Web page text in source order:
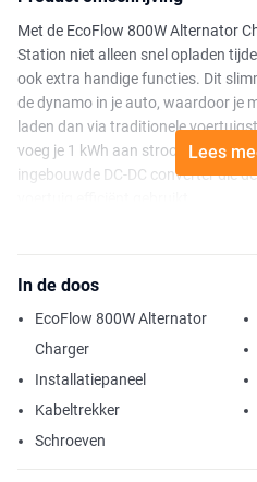
Met de EcoFlow 800W Alternator
Station niet alleen snel opladen
ook extra handige functies. Dit
de dynamo in je auto, waardoor je
laden dan via traditionele
voeg je 1 kWh aan stroom toe aan
ingebouwde DC-DC converter die
je auto om je Power Station bij te
modus laad je de startaccu van je
verleng je de levensduur van de
stroomsterkte te gebruiken. Dit
om te laden, maar ook om de
Lees
In de doos
EcoFlow 800W Alternator
Charger
Installatiepaneel
Kabeltrekker
Schroeven